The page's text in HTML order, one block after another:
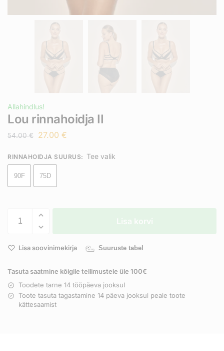
Allahindlus!
Lou rinnahoidja II
54.00€ 27.00 €
RINNAHOIDJA SUURUS: Tee valik
90F 75D
Lisa korvi
Lisa soovinimekirja Suuruste tabel
Tasuta saatmine kõigile tellimustele üle 100€
Toodete tarne 14 tööpäeva jooksul
Toote tasuta tagastamine 14 päeva jooksul peale toote
kättesaamist